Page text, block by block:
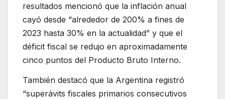
resultados mencionó que la inflación anual
cayó desde “alrededor de 200% a fines de
2023 hasta 30% en la actualidad” y que el
déficit fiscal se redujo en aproximadamente
cinco puntos del Producto Bruto Interno.
También destacó que la Argentina registró
“superávits fiscales primarios consecutivos